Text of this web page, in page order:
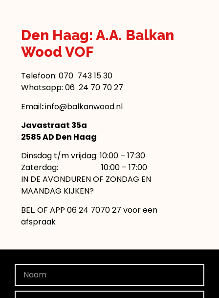
Den Haag: A.A. Balkan
Wood VOF
Telefoon:070 743 15 30
Whatsapp: 06 24 70 70 27
Email:info@balkanwood.nl
Javastraat 35a
2585 AD Den Haag
Dinsdag t/m vrijdag: 10:00 – 17:30
Zaterdag: 10:00 – 17:00
IN DE AVONDUREN OF ZONDAG EN
MAANDAG KIJKEN?
BEL. OF APP 06 24 7070 27 voor een
afspraak